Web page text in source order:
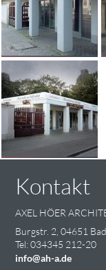
Kontakt
AXEL HÖER
Burgstr. 2, 04651
Tel: 034345 212-20
info@ah-a.de